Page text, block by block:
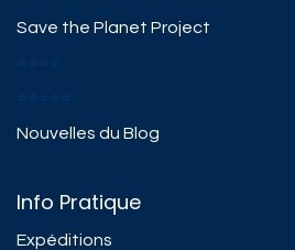
Save the Planet Project
####
#####
Nouvelles du Blog
Info Pratique
Expéditions